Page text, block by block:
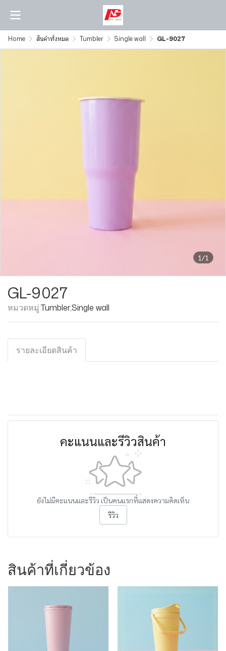
Home สินค้าทั้งหมด Tumbler Single wall GL-9027
1/1
GL-9027
หมวดหมู่:Tumbler,Single wall
รายละเอียดสินค้า
คะแนนและรีวิวสินค้า
ยังไม่มีคะแนนและรีวิว เป็นคนแรกที่แสดงความคิดเห็น
รีวิว
สินค้าที่เกี่ยวข้อง